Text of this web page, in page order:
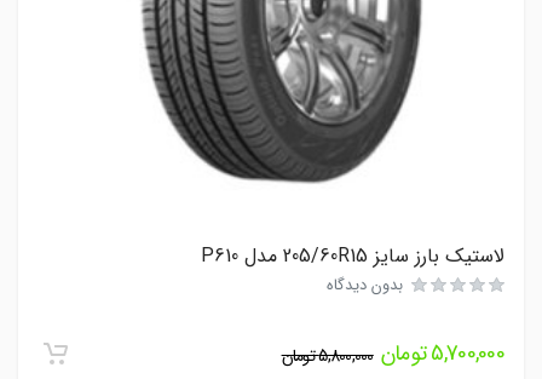
لاستیک بارز سایز 205/60R15 مدل P610
بدون دیدگاه
5,700,000تومان 5,800,000تومان